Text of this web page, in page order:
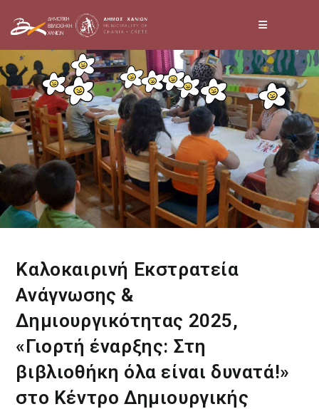
to
content
Καλοκαιρινή Εκστρατεία
Ανάγνωσης &
Δημιουργικότητας 2025,
«Γιορτή έναρξης: Στη
βιβλιοθήκη όλα είναι δυνατά!»
στο Κέντρο Δημιουργικής